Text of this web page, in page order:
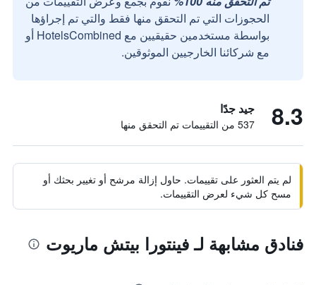
الحجوزات التي تم التحقق منها فقط والتي تم إجراؤها
بواسطة مستخدمين حقيقيين مع HotelsCombined أو
مع شركائنا الخارجيين الموثوقين.
8.3 جيد جدًا
537 من التقييمات تم التحقق منها
لم يتم العثور على تقييمات. حاول إزالة مرشح أو تغيير بحثك أو
مسح كل شيء لعرض التقييمات.
فنادق مشابهة لـ فينتورا بيتش ماريوت